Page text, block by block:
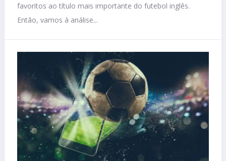
favoritos ao título mais importante do futebol inglês.
Então, vamos à análise...